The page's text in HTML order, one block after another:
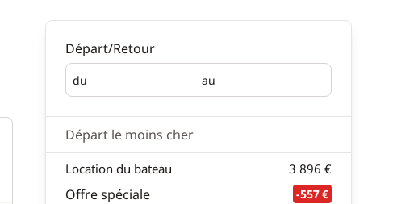
Départ/Retour
du
Départ au
Retour
Départ le moins cher
Location du bateau 3 896 €
Offre spéciale -557 €